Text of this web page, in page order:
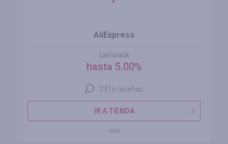
AliExpress
cashback
hasta 5.00%
2316 reseñas
IR A TIENDA
MÁS